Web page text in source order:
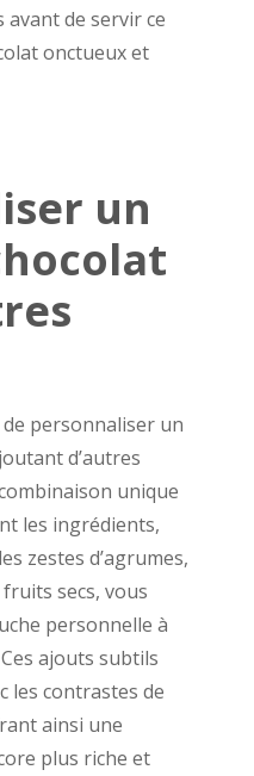
avant de servir ce
onctueux et
un
personnaliser un
d’autres
unique
les ingrédients,
zestes d’agrumes,
secs, vous
personnelle à
ajouts subtils
les contrastes de
ainsi une
plus riche et